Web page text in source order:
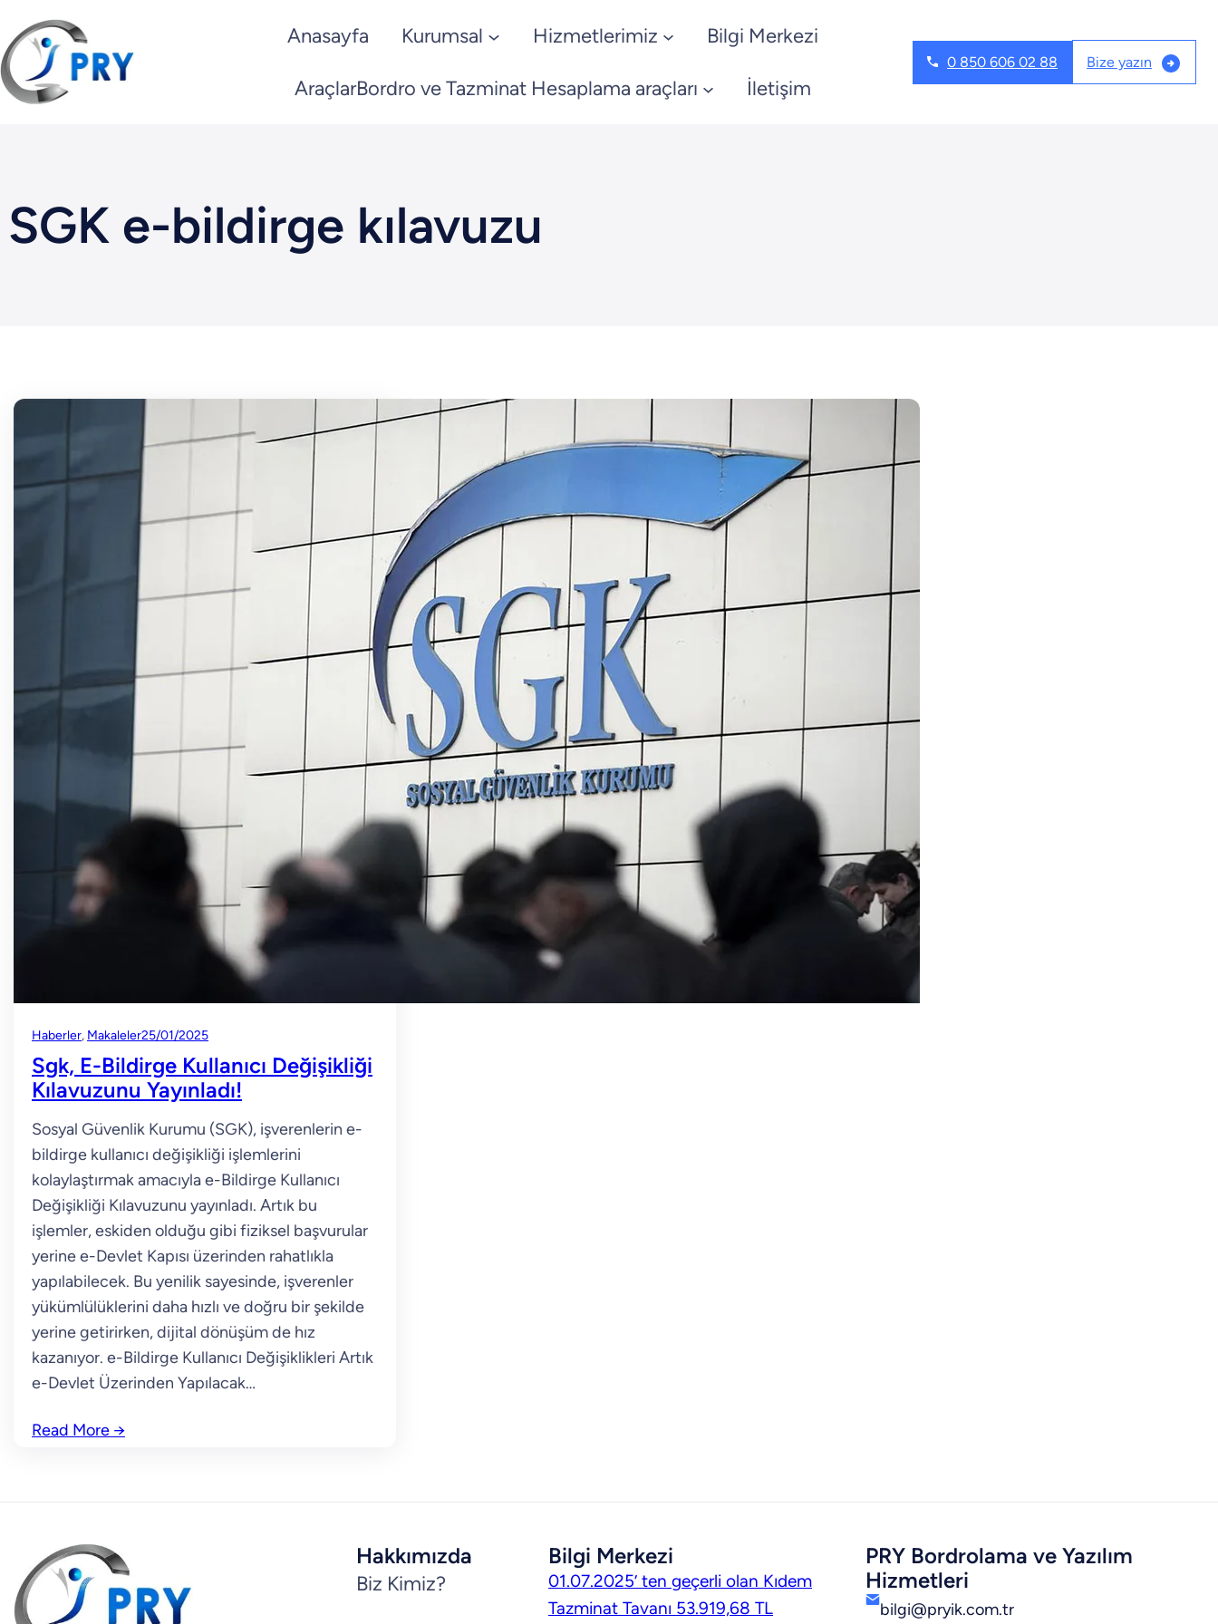
İçeriğe
geç
Anasayfa Kurumsal Hizmetlerimiz Bilgi Merkezi
AraçlarBordro ve Tazminat Hesaplama araçları İletişim
0 850 606 02 88 Bize yazın
SGK e-bildirge kılavuzu
Haberler, Makaleler25/01/2025
Sgk, E-Bildirge Kullanıcı Değişikliği
Kılavuzunu Yayınladı!
Sosyal Güvenlik Kurumu (SGK), işverenlerin e-
bildirge kullanıcı değişikliği işlemlerini
kolaylaştırmak amacıyla e-Bildirge Kullanıcı
Değişikliği Kılavuzunu yayınladı. Artık bu
işlemler, eskiden olduğu gibi fiziksel başvurular
yerine e-Devlet Kapısı üzerinden rahatlıkla
yapılabilecek. Bu yenilik sayesinde, işverenler
yükümlülüklerini daha hızlı ve doğru bir şekilde
yerine getirirken, dijital dönüşüm de hız
kazanıyor. e-Bildirge Kullanıcı Değişiklikleri Artık
e-Devlet Üzerinden Yapılacak…
Read More →
Hakkımızda
Biz Kimiz?
Bilgi Merkezi
01.07.2025’ ten geçerli olan Kıdem
Tazminat Tavanı 53.919,68 TL
PRY Bordrolama ve Yazılım
Hizmetleri
bilgi@pryik.com.tr